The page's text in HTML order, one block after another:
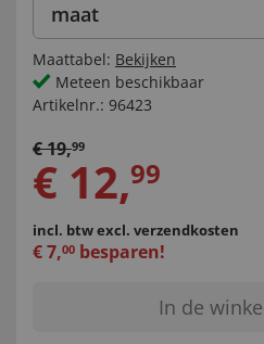
maat
Maattabel: Bekijken
Meteen beschikbaar
Artikelnr.: 96423
€19,99
€ 12,99
incl. btwexcl. verzendkosten
€7,00 besparen!
In de